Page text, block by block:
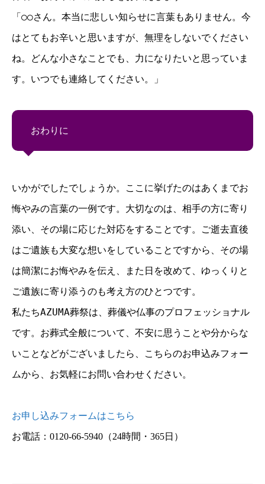
「○○さん。本当に悲しい知らせに言葉もありません。今
はとてもお辛いと思いますが、無理をしないでください
ね。どんな小さなことでも、力になりたいと思っていま
す。いつでも連絡してください。」
おわりに
いかがでしたでしょうか。ここに挙げたのはあくまでお
悔やみの言葉の一例です。大切なのは、相手の方に寄り
添い、その場に応じた対応をすることです。ご逝去直後
はご遺族も大変な想いをしていることですから、その場
は簡潔にお悔やみを伝え、また日を改めて、ゆっくりと
ご遺族に寄り添うのも考え方のひとつです。
私たちAZUMA葬祭は、葬儀や仏事のプロフェッショナル
です。お葬式全般について、不安に思うことや分からな
いことなどがございましたら、こちらのお申込みフォー
ムから、お気軽にお問い合わせください。
お申し込みフォームはこちら
お電話：0120-66-5940 （24時間・365日）